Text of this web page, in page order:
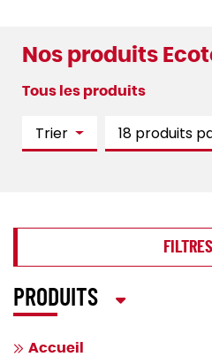
Nos produits
Tous les produits
Trier 18 produits
FILTRES
PRODUITS
Accueil